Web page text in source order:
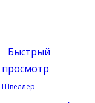
Быстрый
просмотр
Швеллер